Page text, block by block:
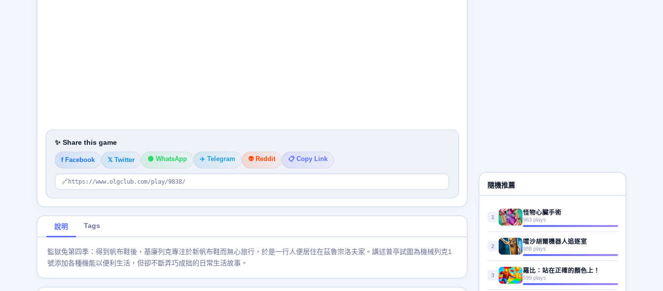
✨ Share this game
f Facebook 𝕏 Twitter 🟢 WhatsApp ✈️ Telegram 👽 Reddit 📋 Copy Link
🔗 https://www.olgclub.com/play/9838/
說明 Tags
監獄兔第四季：得到帆布鞋後，基廉列克專注於新帆布鞋而無心旅行，於是一行人便居住在茲魯宗洛夫家。講述普亭試圖為機械列克1
號添加各種機能以便利生活，但卻不斷弄巧成拙的日常生活故事。
隨機推薦
1
怪物心臟手術
963 plays
2
噹沙胡爾機器人追逐室
988 plays
3
羅比：站在正確的顏色上！
599 plays